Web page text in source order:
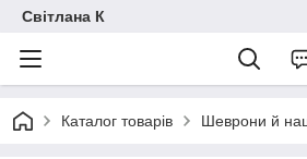
Світлана К
Каталог товарів Шеврони й